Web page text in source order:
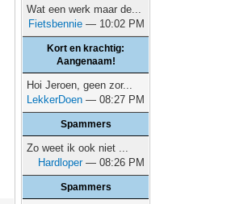
Wat een werk maar de...
Fietsbennie — 10:02 PM
Kort en krachtig:
Aangenaam!
Hoi Jeroen, geen zor...
LekkerDoen — 08:27 PM
Spammers
Zo weet ik ook niet ...
Hardloper— 08:26 PM
Spammers